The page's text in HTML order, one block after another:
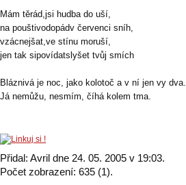
Mám těrád,jsi hudba do uší,
na pouštivodopádv červenci sníh,
vzácnejšat,ve stínu moruší,
jen tak sipovídatslyšet tvůj smích
Bláznivá je noc, jako kolotoč a v ní jen vy dva.
Já nemůžu, nesmím, číhá kolem tma.
Přidal: Avril dne 24. 05. 2005 v 19:03.
Počet zobrazení: 635 (1).